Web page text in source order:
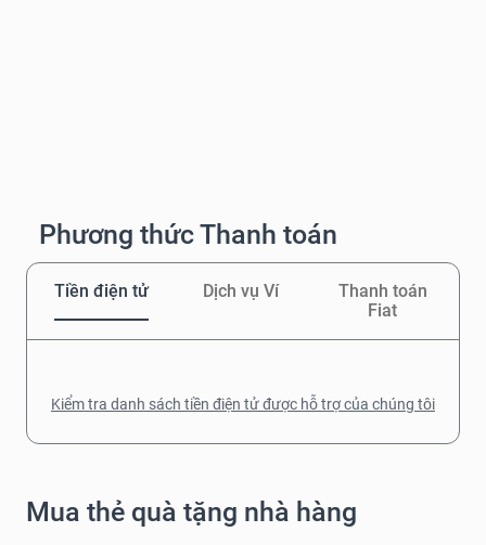
Phương thức Thanh toán
Tiền điện tử Dịch vụ Ví
Thanh toán
Fiat
Kiểm tra danh sách tiền điện tử được hỗ trợ của chúng tôi
Mua thẻ quà tặng nhà hàng